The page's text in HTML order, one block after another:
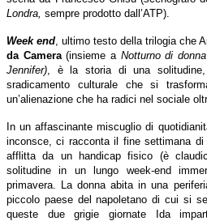
Londra, sempre prodotto dall’ATP).
Week end , u ltimo testo della trilogia che
da Camera(insieme a Notturno di
Jennifer)
è la storia di una
sradicamento culturale che si
un’alienazione che ha radici nel sociale
In un affascinante miscuglio di
inconsce, ci racconta il fine settimana di
afflitta da un handicap fisico (è
solitudine in un lungo week-end
primavera . La donna abita in una
piccolo paese del napoletano di cui si
queste due grigie giornate Ida